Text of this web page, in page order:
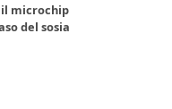
microchip
del sosia